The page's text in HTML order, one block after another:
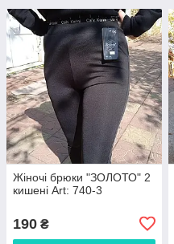
Жіночі брюки "ЗОЛОТО" 2
кишені Art: 740-3
190 ₴